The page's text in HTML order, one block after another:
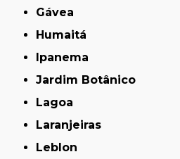
Gávea
Humaitá
Ipanema
Jardim Botânico
Lagoa
Laranjeiras
Leblon